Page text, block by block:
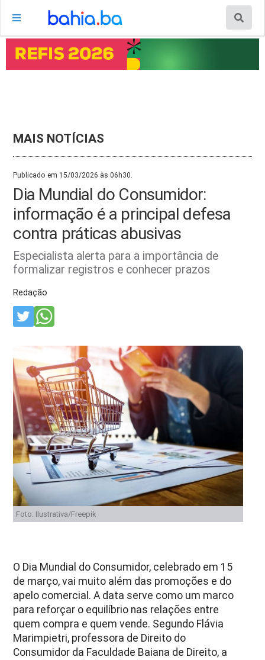
MAIS NOTÍCIAS
Publicado em 15/03/2026 às 06h30.
Dia Mundial do Consumidor:
informação é a principal defesa
contra práticas abusivas
Especialista alerta para a importância de
formalizar registros e conhecer prazos
Redação
Foto: Ilustrativa/Freepik
O Dia Mundial do Consumidor, celebrado em 15
de março, vai muito além das promoções e do
apelo comercial. A data serve como um marco
para reforçar o equilíbrio nas relações entre
quem compra e quem vende. Segundo Flávia
Marimpietri, professora de Direito do
Consumidor da Faculdade Baiana de Direito, a